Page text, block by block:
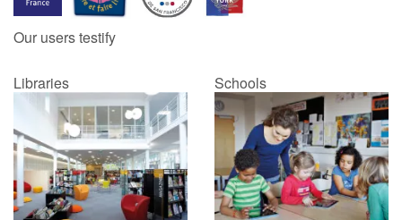
Catalogue anglais
Contraste +
Help
Home
Our users testify
Libraries Schools